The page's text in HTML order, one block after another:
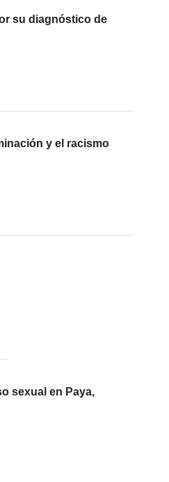
su diagnóstico de
y el racismo
sexual en Paya,